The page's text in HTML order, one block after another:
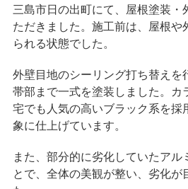
三島市日の出町にて、屋根塗装・
ただきました。施工前は、屋根や
られる状態でした。
外壁目地のシーリング打ち替えを
帯部まで一式を塗装しました。カ
宅でも人気の高いブラック系を採
象に仕上げています。
また、部分的に劣化していたアル
とで、全体の美観が整い、劣化が